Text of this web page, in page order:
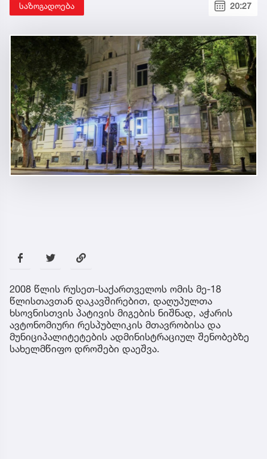
საზოგადოება 20:27
2008 წლის რუსეთ-საქართველოს ომის მე-18
წლისთავთან დაკავშირებით, დაღუპულთა
ხსოვნისთვის პატივის მიგების ნიშნად, აჭარის
ავტონომიური რესპუბლიკის მთავრობისა და
მუნიციპალიტეტების ადმინისტრაციულ შენობებზე
სახელმწიფო დროშები დაეშვა.